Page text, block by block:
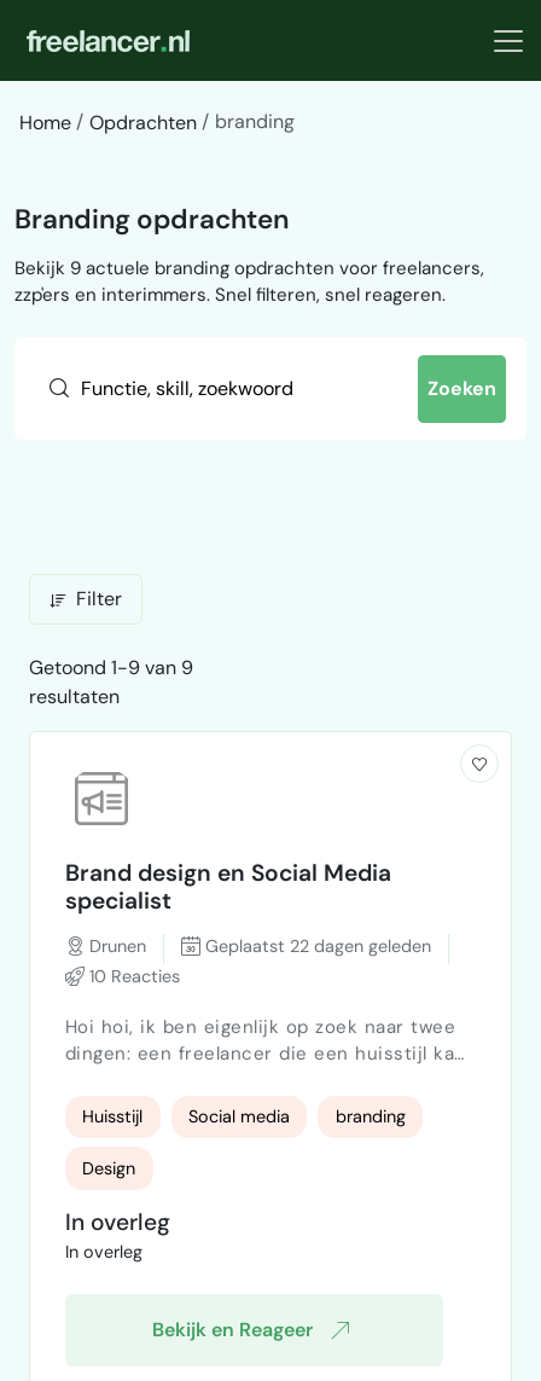
Home Opdrachten branding
Branding opdrachten
Bekijk 9 actuele branding opdrachten voor freelancers,
zzp'ers en interimmers. Snel filteren, snel reageren.
Zoeken
Filter
Getoond 1-9 van 9
resultaten
Brand design en Social Media
specialist
Drunen
Geplaatst 22 dagen geleden
10 Reacties
Hoi hoi, ik ben eigenlijk op zoek naar twee
dingen: een freelancer die een huisstijl kan
media. Ik ben een startende online coach
op gebied van sport.
Huisstijl Social media branding
Design
In overleg
In overleg
Bekijk en Reageer